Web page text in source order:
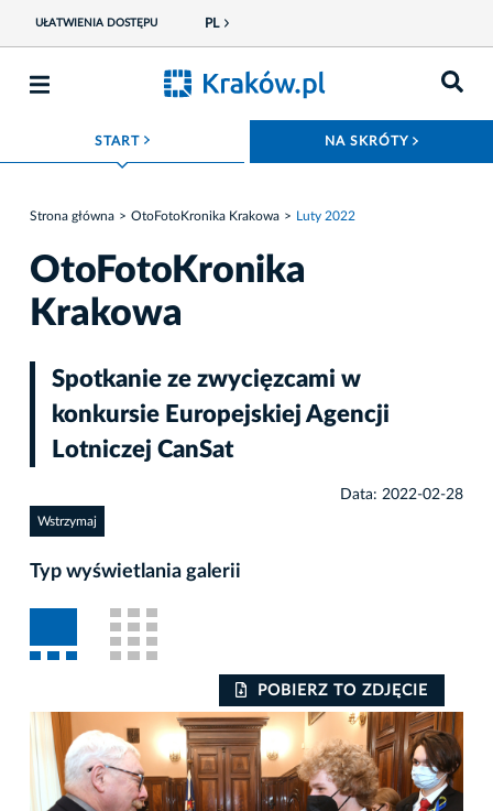
UŁATWIENIA DOSTĘPU PL
START ROZWIŃ MENU NA SKRÓTY
Strona główna OtoFotoKronika Krakowa Luty 2022
OtoFotoKronika
Krakowa
Spotkanie ze zwycięzcami w
konkursie Europejskiej Agencji
Lotniczej CanSat
Data: 2022-02-28
Wstrzymaj
Typ wyświetlania galerii
POBIERZ TO ZDJĘCIE